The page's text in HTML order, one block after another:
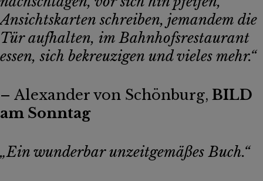
Ansichtskarten schreiben, jemandem die
Tür aufhalten, im Bahnhofsrestaurant
essen, sich bekreuzigen und vieles mehr.“
– Alexander von Schönburg, BILD
am Sonntag
„Ein wunderbar unzeitgemäßes Buch.“